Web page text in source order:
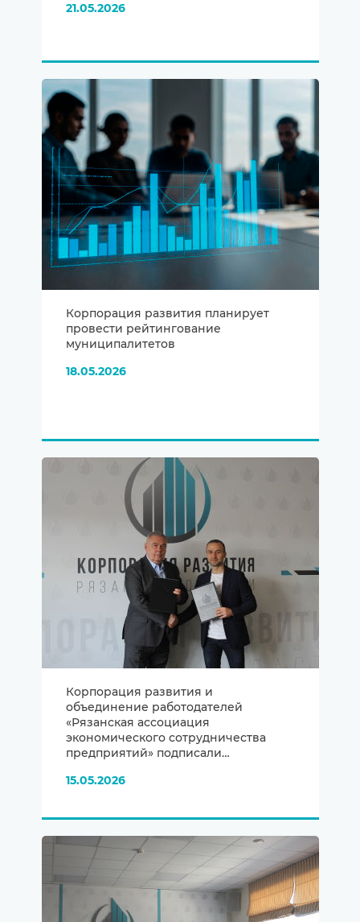
21.05.2026
Корпорация развития планирует
провести рейтингование
муниципалитетов
18.05.2026
Корпорация развития и
объединение работодателей
«Рязанская ассоциация
экономического сотрудничества
предприятий» подписали
15.05.2026